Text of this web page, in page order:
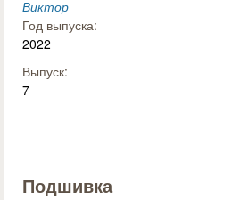
Виктор
Год выпуска:
2022
Выпуск:
7
Подшивка